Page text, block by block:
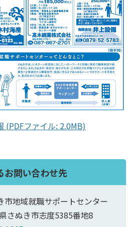
(PDFファイル: 2.0MB)
お問い合わせ先
地域就職サポートセンター
さぬき市志度5385番地8